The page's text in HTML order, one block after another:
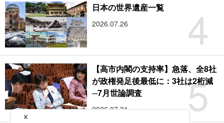
4
日本の世界遺産一覧
2026.07.26
5
【高市内閣の支持率】急落、全8社
が政権発足後最低に：3社は2桁減
─7月世論調査
2026.07.31